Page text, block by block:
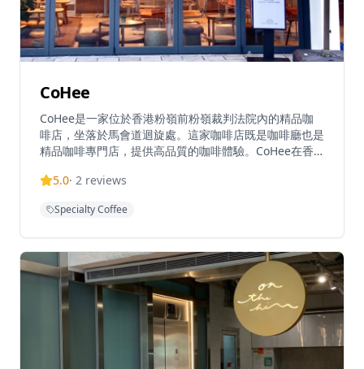
CoHee
CoHee是一家位於香港粉嶺前粉嶺裁判法院內的精品咖
啡店，坐落於馬會道迴旋處。這家咖啡店既是咖啡廳也是
精品咖啡專門店，提供高品質的咖啡體驗。CoHee在香
種服務，包括咖啡工作坊、顧問服務和批發業務。該店以
的漩渦滴漏壺。粉嶺分店接受預約。
5.0· 2 reviews
Specialty Coffee